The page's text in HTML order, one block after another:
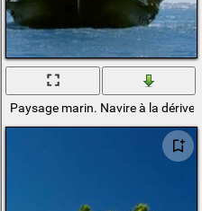
Paysage marin. Navire à la dérive